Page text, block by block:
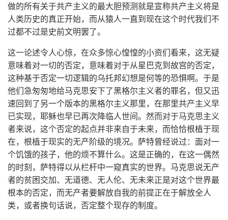
做的所有关于共产主义的最大胆预测就是宣称共产主义将是
人类历史的真正开始，而从猿人一直到现在这个时代我们不
过都不过是史前文明罢了。
这一论述令人心惊，在众多惊心惶惶的小资们看来，这无疑
意味着对一切的否定，意味着对于从星巴克到故宫的否定，
这种基于否定一切逻辑的乌托邦幻想是何等的恐惧啊。于是
他们急匆匆地给马克思安下了黑格尔主义者的罪名，但又迅
速回到了另一个版本的黑格尔主义那里，在那里共产主义早
已实现，耶稣也早已再次降临人世间。然而对于马克思主义
者来说，这个否定的起点并非来自于未来，而恰恰根植于现
在，根植于现实的无产阶级的境况。萨特曾经说过：面对一
个饥饿的孩子，他的烦不算什么。这是正确的，在这一偶然
的时刻，萨特得以从栏杆中一窥真实的世界。马克思说无产
者的贫困交加、无道德、无人伦、无未来正是对这个世界最
根本的否定，而无产者要解放自我的前提正在于解放全人
类，或者换句话说，否定整个现存的制度。